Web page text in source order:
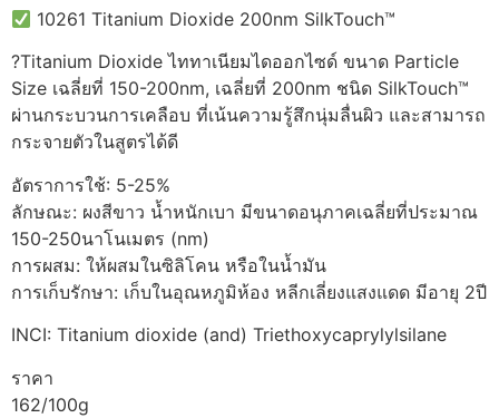
10261 Titanium Dioxide 200nm SilkTouch™
?Titanium Dioxide ไททาเนียมไดออกไซด์ ขนาด Particle
Size เฉลี่ยที่ 150-200nm, เฉลี่ยที่ 200nm ชนิด SilkTouch™
ผ่านกระบวนการเคลือบ ที่เน้นความรู้สึกนุ่มลื่นผิว และสามารถ
กระจายตัวในสูตรได้ดี
อัตราการใช้: 5-25%
ลักษณะ: ผงสีขาว น้ำหนักเบา มีขนาดอนุภาคเฉลี่ยที่ประมาณ
150-250นาโนเมตร (nm)
การผสม: ให้ผสมในซิลิโคน หรือในน้ำมัน
การเก็บรักษา: เก็บในอุณหภูมิห้อง หลีกเลี่ยงแสงแดด มีอายุ 2ปี
INCI: Titanium dioxide (and) Triethoxycaprylylsilane
ราคา
162/100g